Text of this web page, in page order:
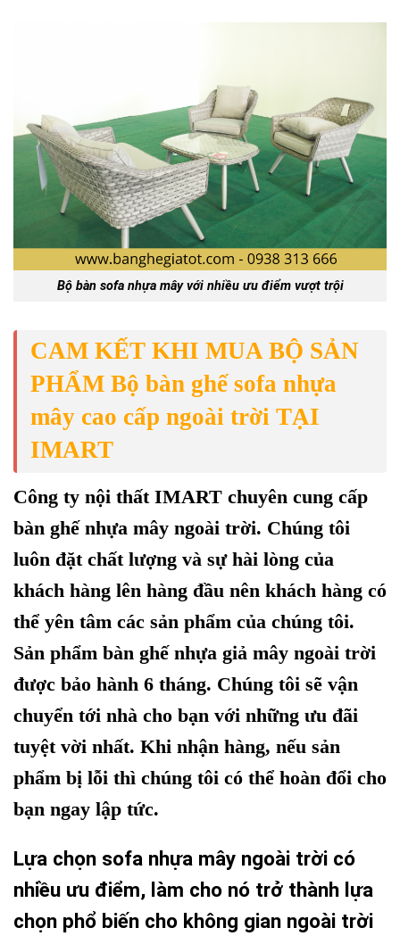
Bộ bàn sofa nhựa mây với nhiều ưu điểm vượt trội
CAM KẾT KHI MUA BỘ SẢN
PHẨM Bộ bàn ghế sofa nhựa
mây cao cấp ngoài trời TẠI
IMART
Công ty nội thất IMART chuyên cung cấp
bàn ghế nhựa mây ngoài trời. Chúng tôi
luôn đặt chất lượng và sự hài lòng của
khách hàng lên hàng đầu nên khách hàng có
thể yên tâm các sản phẩm của chúng tôi.
Sản phẩm bàn ghế nhựa giả mây ngoài trời
được bảo hành 6 tháng. Chúng tôi sẽ vận
chuyển tới nhà cho bạn với những ưu đãi
tuyệt vời nhất. Khi nhận hàng, nếu sản
phẩm bị lỗi thì chúng tôi có thể hoàn đổi cho
bạn ngay lập tức.
Lựa chọn sofa nhựa mây ngoài trời có
nhiều ưu điểm, làm cho nó trở thành lựa
chọn phổ biến cho không gian ngoài trời